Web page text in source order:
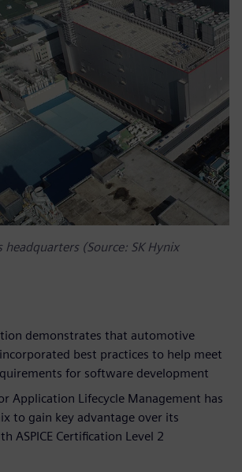
headquarters (Source: SK Hynix
demonstrates that automotive
best practices to help meet
for software development
Application Lifecycle Management has
to gain key advantage over its
ASPICE Certification Level 2